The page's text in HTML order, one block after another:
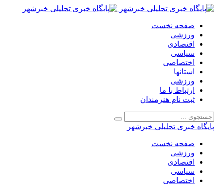
صفحه نخست
ورزشی
اقتصادی
سیاسی
اختصاصی
استانها
ورزشی
ارتباط با ما
ثبت نام هنرمندان
پایگاه خبری تحلیلی خبرشهر
صفحه نخست
ورزشی
اقتصادی
سیاسی
اختصاصی